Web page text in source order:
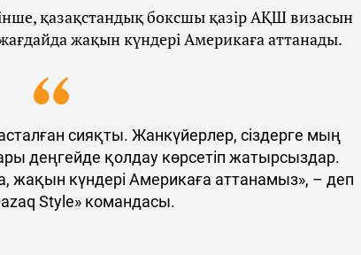
қазақстандық боксшы қазір АҚШ визасын
жақын күндері Америкаға аттанады.
сияқты. Жанкүйерлер, сіздерге мың
деңгейде қолдау көрсетіп жатырсыздар.
жақын күндері Америкаға аттанамыз», – деп
Style» командасы.